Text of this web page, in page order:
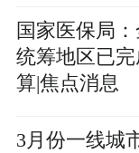
国家医保局
统筹地区已
算|焦点消息
3月份一线城